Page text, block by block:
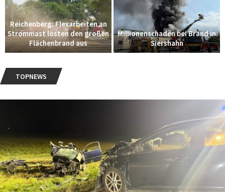
Reichenberg: Flexarbeiten an
Strommast lösten den großen
Flächenbrand aus
Millionenschaden bei Brand in
Siershahn
TOPNEWS